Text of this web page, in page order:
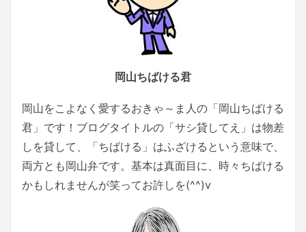
岡山ちばける君
岡山をこよなく愛するおきゃ～ま人の「岡山ちばける
君」です！ブログタイトルの「サシ貸してえ」は物差
しを貸して、「ちばける」はふざけるという意味で、
両方とも岡山弁です。基本は真面目に、時々ちばける
かもしれませんが笑ってお許しを(^^)v